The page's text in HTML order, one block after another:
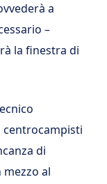
a
–
la finestra di
di
al